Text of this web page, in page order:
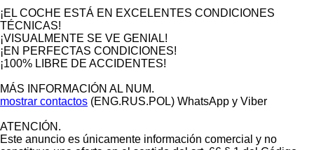
¡EL COCHE ESTÁ EN EXCELENTES CONDICIONES
TÉCNICAS!
¡VISUALMENTE SE VE GENIAL!
¡EN PERFECTAS CONDICIONES!
¡100% LIBRE DE ACCIDENTES!
MÁS INFORMACIÓN AL NUM.
mostrar contactos (ENG.RUS.POL) WhatsApp y Viber
ATENCIÓN.
Este anuncio es únicamente información comercial y no